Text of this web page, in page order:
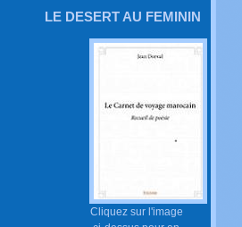
LE DESERT AU FEMININ
Cliquez sur l'image